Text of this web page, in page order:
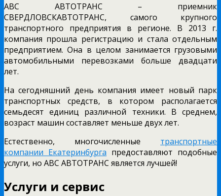
АВС АВТОТРАНС – приемник
СВЕРДЛОВСКАВТОТРАНС, самого крупного
транспортного предприятия в регионе. В 2013 г.
компания прошла регистрацию и стала отдельным
предприятием. Она в целом занимается грузовыми
автомобильными перевозками больше двадцати
лет.
На сегодняшний день компания имеет новый парк
транспортных средств, в котором располагается
семьдесят единиц различной техники. В среднем,
возраст машин составляет меньше двух лет.
Естественно, многочисленные транспортные
компании Екатеринбурга предоставляют подобные
услуги, но АВС АВТОТРАНС является лучшей!
Услуги и сервис